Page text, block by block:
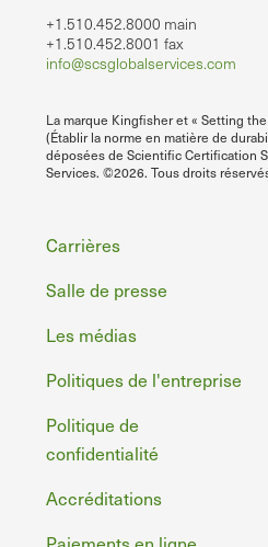
+1.510.452.8000 main
+1.510.452.8001 fax
info@scsglobalservices.com
La marque Kingfisher et « Setting
(Établir la norme en matière de
déposées de Scientific Certification
Services. ©2026. Tous droits
Pied
de
page
Carrières
Salle de presse
Les médias
Politiques de l'entreprise
Politique de
confidentialité
Accréditations